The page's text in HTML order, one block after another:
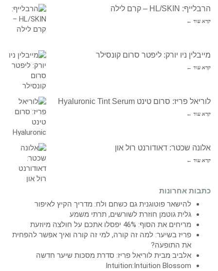
הרבלייף: HL/SKIN – קרם לילה
קרא עוד ←
מייבלין ניו יורק: ליפטר סרום קונסילר
קרא עוד ←
לוריאל פריז: סרום טינט Hyaluronic Tint Serum
קרא עוד ←
אלונה שכטר: דאודורנט רול און
קרא עוד ←
כתבות אחרונות
להישאר פוטוגנית גם כשחם ולח: מדריך הקיץ לאיפור
גלית גוטמן חוזרת לשורשים, תרתי משמע
מריחים את הסוף: 46% יפסלו אתכם על חולצה מיוזעת
פריז בשיער: למה זה קורה, למי זה קורה ואיך אפשר להפחית
את התופעה?
אלביב מבית לוריאל פריז: סדרת מסכות שיער חדשה
Intuition:Intuition Blossom